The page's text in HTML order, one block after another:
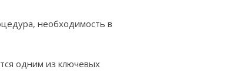
необходимость в
одним из ключевых